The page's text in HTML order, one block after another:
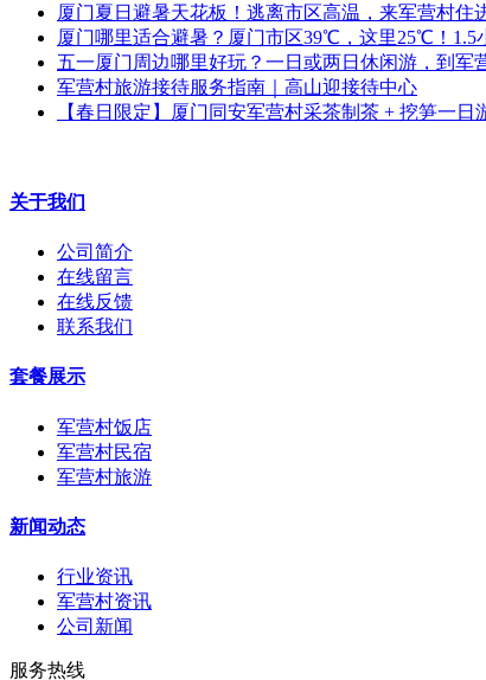
厦门夏日避暑天花板！逃离市区高温，来军营村住
厦门哪里适合避暑？厦门市区39℃，这里25℃！
五一厦门周边哪里好玩？一日或两日休闲游，到军
军营村旅游接待服务指南｜高山迎接待中心
【春日限定】厦门同安军营村采茶制茶 + 挖笋一
关于我们
公司简介
在线留言
在线反馈
联系我们
套餐展示
军营村饭店
军营村民宿
军营村旅游
新闻动态
行业资讯
军营村资讯
公司新闻
服务热线